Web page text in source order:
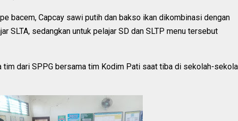
bacem, Capcay sawi putih dan bakso ikan dikombinasi dengan
SLTA, sedangkan untuk pelajar SD dan SLTP menu tersebut
tim dari SPPG bersama tim Kodim Pati saat tiba di sekolah-